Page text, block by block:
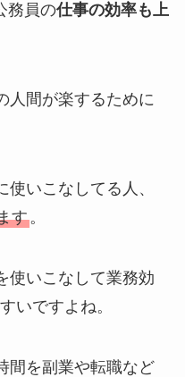
務員の仕事の効率も上
人間が楽するために
いこなしてる人、
す。
使いこなして業務効
いですよね。
間を副業や転職など